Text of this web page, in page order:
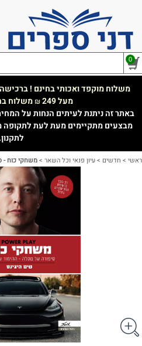
0
משלוח מוקפד ואכותי בחינם ! ברכישה
מעל 249
₪משלוח
באתר זה ניתנת לעיתים הנחות על
מבצעים מתקיימים מעת לעת לתקופה
לתקנון.
ראשי > חדשים >עיון פנאי וכל השאר >משחקי כוח -